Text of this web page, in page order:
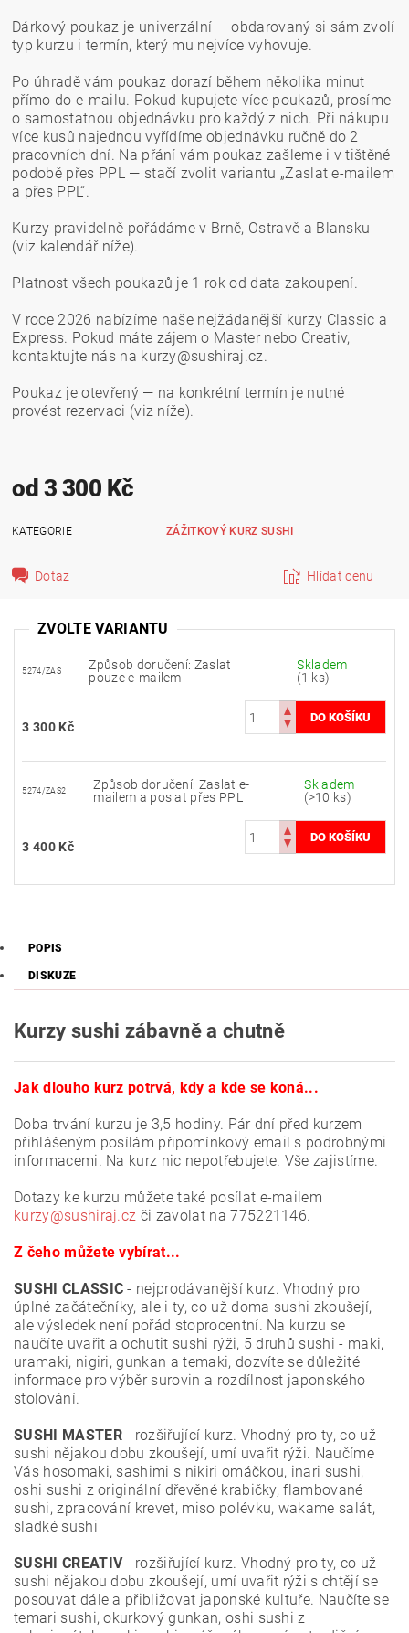
Dárkový poukaz je univerzální — obdarovaný si sám zvolí
typ kurzu i termín, který mu nejvíce vyhovuje.
Po úhradě vám poukaz dorazí během několika minut
přímo do e‑mailu. Pokud kupujete více poukazů, prosíme
o samostatnou objednávku pro každý z nich. Při nákupu
více kusů najednou vyřídíme objednávku ručně do 2
pracovních dní. Na přání vám poukaz zašleme i v tištěné
podobě přes PPL — stačí zvolit variantu „Zaslat e‑mailem
a přes PPL“.
Kurzy pravidelně pořádáme v Brně, Ostravě a Blansku
(viz kalendář níže).
Platnost všech poukazů je 1 rok od data zakoupení.
V roce 2026 nabízíme naše nejžádanější kurzy Classic a
Express. Pokud máte zájem o Master nebo Creativ,
kontaktujte nás na kurzy@sushiraj.cz.
Poukaz je otevřený — na konkrétní termín je nutné
provést rezervaci (viz níže).
od 3 300 Kč
KATEGORIE ZÁŽITKOVÝ KURZ SUSHI
Dotaz Hlídat cenu
ZVOLTE VARIANTU
5274/ZAS
Způsob doručení: Zaslat
pouze e-mailem
Skladem
(1 ks)
3 300 Kč
5274/ZAS2
Způsob doručení: Zaslat e-
mailem a poslat přes PPL
Skladem
(>10 ks)
3 400 Kč
POPIS
DISKUZE
Kurzy sushi zábavně a chutně
Jak dlouho kurz potrvá, kdy a kde se koná...
Doba trvání kurzu je 3,5 hodiny. Pár dní před kurzem
přihlášeným posílám připomínkový email s podrobnými
informacemi. Na kurz nic nepotřebujete. Vše zajistíme.
Dotazy ke kurzu můžete také posílat e-mailem
kurzy@sushiraj.cz či zavolat na 775221146.
Z čeho můžete vybírat...
SUSHI CLASSIC - nejprodávanější kurz. Vhodný pro
úplné začátečníky, ale i ty, co už doma sushi zkoušejí,
ale výsledek není pořád stoprocentní. Na kurzu se
naučíte uvařit a ochutit sushi rýži, 5 druhů sushi - maki,
uramaki, nigiri, gunkan a temaki, dozvíte se důležité
informace pro výběr surovin a rozdílnost japonského
stolování.
SUSHI MASTER- rozšiřující kurz. Vhodný pro ty, co už
sushi nějakou dobu zkoušejí, umí uvařit rýži. Naučíme
Vás hosomaki, sashimi s nikiri omáčkou, inari sushi,
oshi sushi z originální dřevěné krabičky, flambované
sushi, zpracování krevet, miso polévku, wakame salát,
sladké sushi
SUSHI CREATIV- rozšiřující kurz. Vhodný pro ty, co už
sushi nějakou dobu zkoušejí, umí uvařit rýži s chtějí se
posouvat dále a přibližovat japonské kultuře. Naučíte se
temari sushi, okurkový gunkan, oshi sushi z